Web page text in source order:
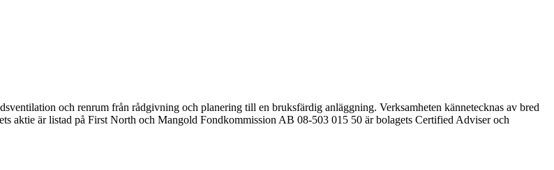
och renrum från rådgivning och planering till en bruksfärdig anläggning. Verksamheten kännetecknas av bred
aktie är listad på First North och Mangold Fondkommission AB 08-503 015 50 är bolagets Certified Adviser och